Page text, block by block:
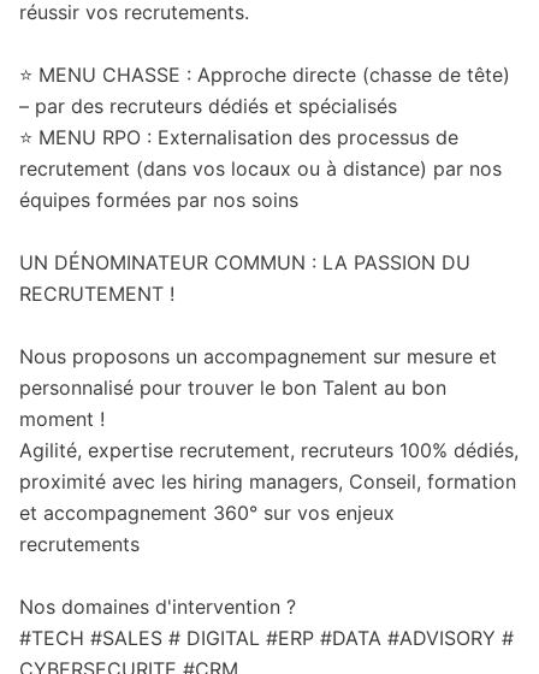
réussir vos recrutements.
⭐ MENU CHASSE : Approche directe (chasse de tête)
– par des recruteurs dédiés et spécialisés
⭐ MENU RPO : Externalisation des processus de
recrutement (dans vos locaux ou à distance) par nos
équipes formées par nos soins
UN DÉNOMINATEUR COMMUN : LA PASSION DU
RECRUTEMENT !
Nous proposons un accompagnement sur mesure et
personnalisé pour trouver le bon Talent au bon
moment !
Agilité, expertise recrutement, recruteurs 100% dédiés,
proximité avec les hiring managers, Conseil, formation
et accompagnement 360° sur vos enjeux
recrutements
Nos domaines d'intervention ?
#TECH #SALES # DIGITAL #ERP #DATA #ADVISORY #
CYBERSECURITE #CRM